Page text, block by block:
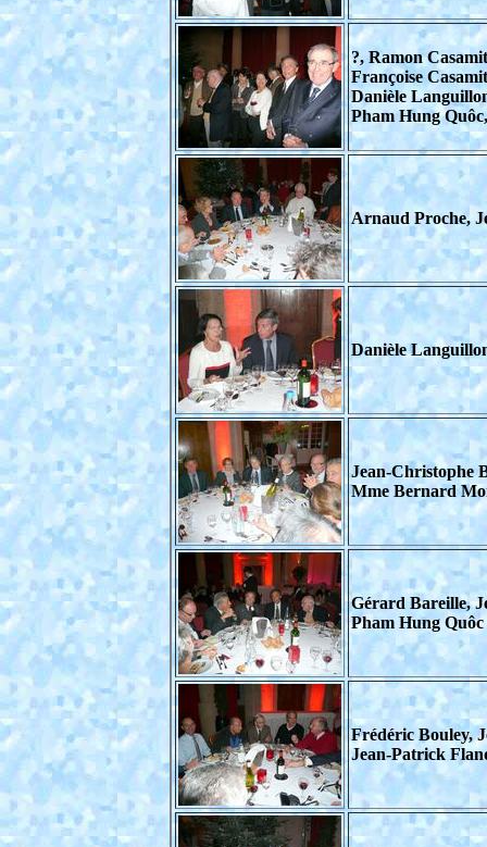
?, Ramon
Françoise
Danièle
Pham Hung
Arnaud Proche,
Danièle
Jean-Christophe
Mme Bernard
Gérard Bareille,
Pham Hung
Frédéric Bouley,
Jean-Patrick